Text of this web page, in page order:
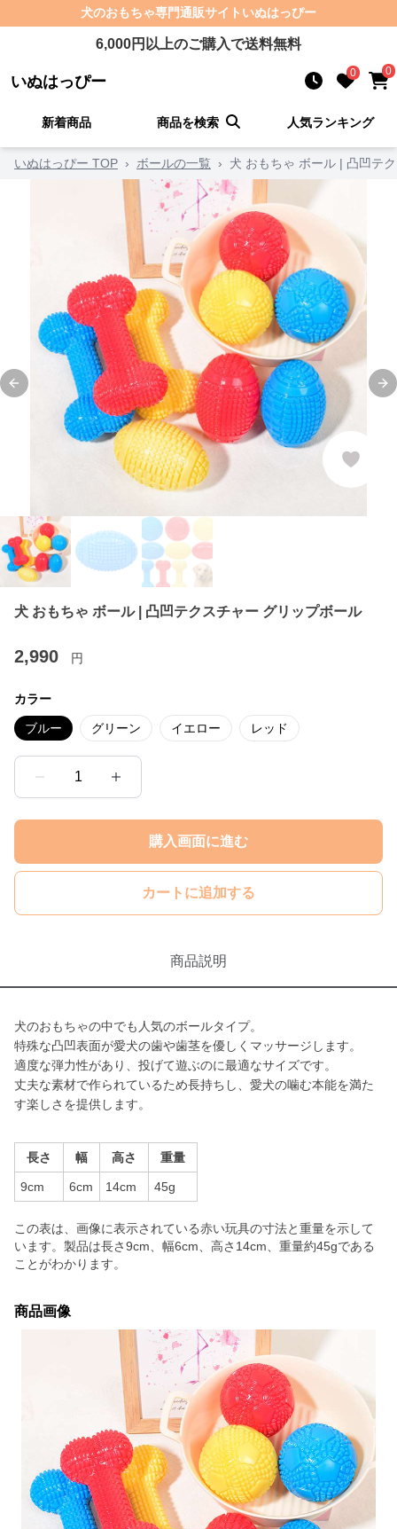
犬のおもちゃ専門通販サイト いぬはっぴー
6,000円以上のご購入で送料無料
いぬはっぴー 0 0
新着商品 商品を検索 人気ランキング
いぬはっぴー TOP › ボールの一覧 › 犬 おもちゃ ボール | 凸凹テ
Previous slide
犬 おもちゃ ボール | 凸凹テクスチャー グリップボール
2,990 円
カラー
ブルー グリーン イエロー レッド
1
購入画面に進む
カートに追加する
商品説明
犬のおもちゃの中でも人気のボールタイプ。
特殊な凸凹表面が愛犬の歯や歯茎を優しくマッサージします。
適度な弾力性があり、投げて遊ぶのに最適なサイズです。
丈夫な素材で作られているため長持ちし、愛犬の噛む本能を満た
す楽しさを提供します。
長さ 幅 高さ 重量
9cm 6cm 14cm 45g
この表は、画像に表示されている赤い玩具の寸法と重量を示して
います。製品は長さ9cm、幅6cm、高さ14cm、重量約45gである
ことがわかります。
商品画像